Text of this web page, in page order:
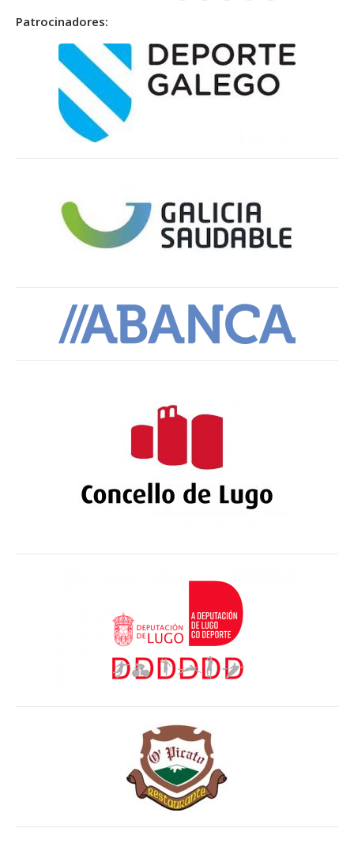
Patrocinadores: